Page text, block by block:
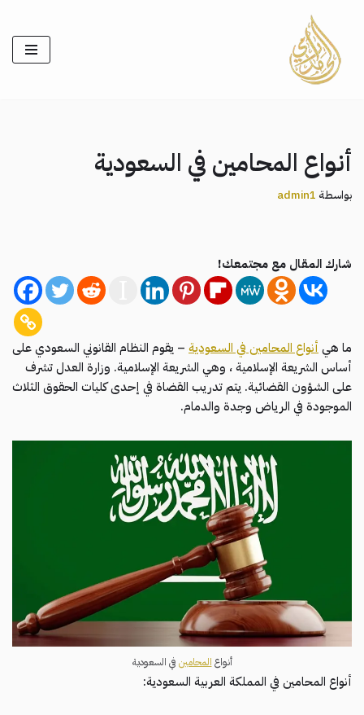
تخطى
إلى
المحتوى
أنواع المحامين في السعودية
بواسطة admin1
شارك المقال مع مجتمعك!
ما هي أنواع المحامين في السعودية – يقوم النظام القانوني السعودي على
أساس الشريعة الإسلامية ، وهي الشريعة الإسلامية. وزارة العدل تشرف
على الشؤون القضائية. يتم تدريب القضاة في إحدى كليات الحقوق الثلاث
الموجودة في الرياض وجدة والدمام.
أنواع المحامين في السعودية
أنواع المحامين في المملكة العربية السعودية: